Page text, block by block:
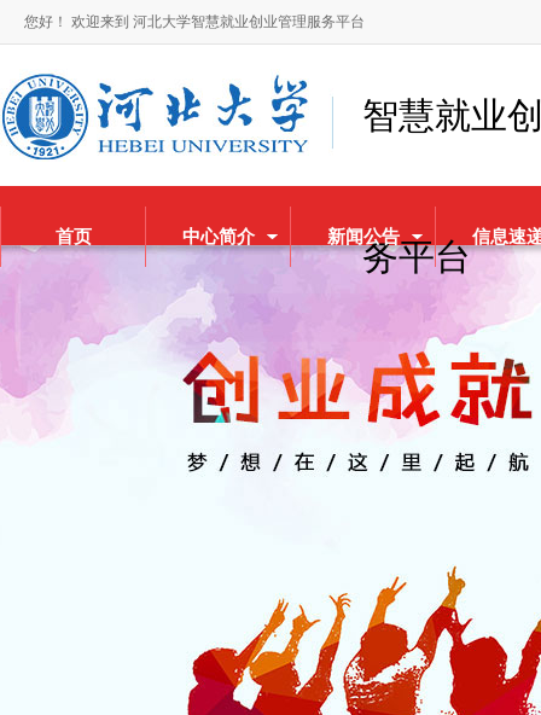
您好！ 欢迎来到 河北大学智慧就业创业管理服务平台
智慧就业
务平台
首页 中心简介 新闻公告 信息速